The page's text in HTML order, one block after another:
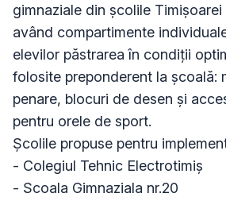
gimnaziale din școlile
având compartimente
elevilor păstrarea în condiții
folosite preponderent la școală:
penare, blocuri de desen și
pentru orele de sport.
Școlile propuse pentru
- Colegiul Tehnic Electrotimiș
- Scoala Gimnaziala nr.20